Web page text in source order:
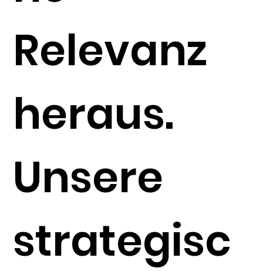
Relevanz
heraus.
Unsere
strategisc